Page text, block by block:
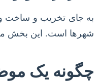
به جای تخریب و ساخت و
شهرها است. این بخش
چگونه یک